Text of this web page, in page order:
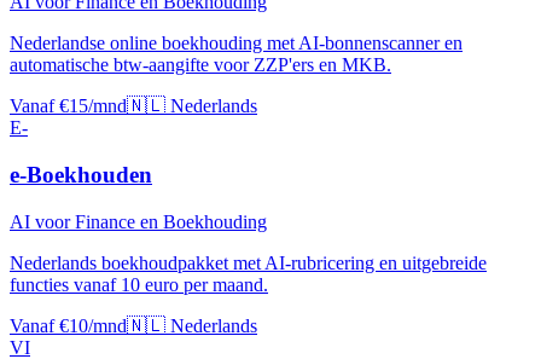
Nederlandse online boekhouding met AI-bonnenscanner en
automatische btw-aangifte voor ZZP'ers en MKB.
Vanaf €15/mnd🇳🇱 Nederlands
E-
e-Boekhouden
AI voor Finance en Boekhouding
Nederlands boekhoudpakket met AI-rubricering en uitgebreide
functies vanaf 10 euro per maand.
Vanaf €10/mnd🇳🇱 Nederlands
VI